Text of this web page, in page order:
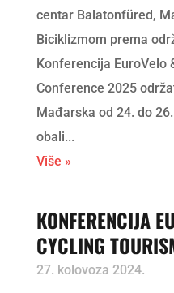
centar Balatonfüred,
Biciklizmom prema
Konferencija EuroVelo
Conference 2025
Mađarska od 24. do
obali...
Više »
KONFERENCIJA
CYCLING
27. kolovoza 2024.